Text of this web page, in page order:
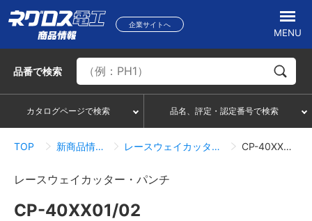
企業サイトへ
MENU
品番で検索
カタログページで検索 品名、評定・認定番号で検索
TOP 新商品情報一覧 レースウェイカッター・パンチ CP-40XX01/02
レースウェイカッター・パンチ
CP-40XX01/02